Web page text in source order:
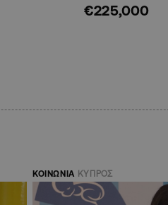
€225,000
ΚΟΙΝΩΝΙΑ ΚΥΠΡΟΣ